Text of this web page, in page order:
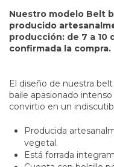
Nuestro modelo Belt
producido
producción: de 7 a 10
confirmada la compra.
El diseño de nuestra
baile apasionado
convirtio en un
Producida
vegetal.
Está forrada